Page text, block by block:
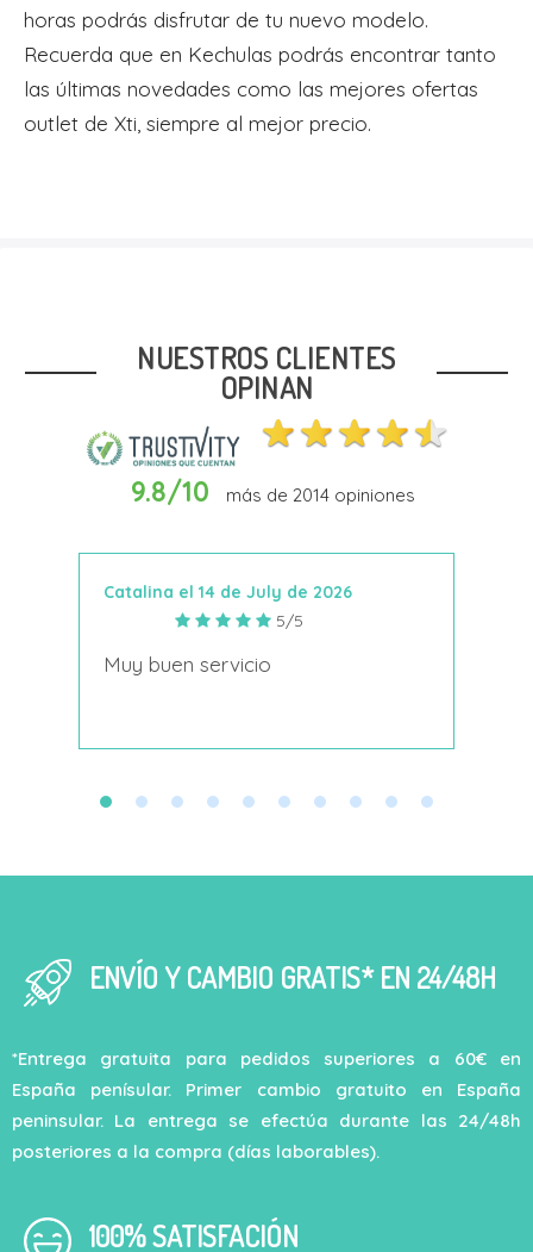
horas podrás disfrutar de tu nuevo modelo.
Recuerda que en Kechulas podrás encontrar tanto
las últimas novedades como las mejores ofertas
outlet de Xti , siempre al mejor precio.
NUESTROS CLIENTES
OPINAN
9.8/10 más de 2014opiniones
Catalina el 14 de July de 2026
5/5
Muy buen servicio
ENVÍO Y CAMBIO GRATIS* EN 24/48H
*Entrega gratuita para pedidos superiores a 60€ en
España penísular. Primer cambio gratuito en España
peninsular. La entrega se efectúa durante las 24/48h
posteriores a la compra (días laborables).
100% SATISFACIÓN